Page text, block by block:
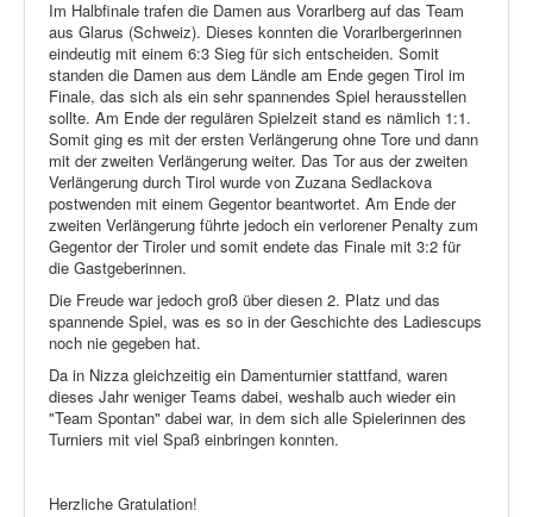
Im Halbfinale trafen die Damen aus Vorarlberg auf das Team
aus Glarus (Schweiz). Dieses konnten die Vorarlbergerinnen
eindeutig mit einem 6:3 Sieg für sich entscheiden. Somit
standen die Damen aus dem Ländle am Ende gegen Tirol im
Finale, das sich als ein sehr spannendes Spiel herausstellen
sollte. Am Ende der regulären Spielzeit stand es nämlich 1:1.
Somit ging es mit der ersten Verlängerung ohne Tore und dann
mit der zweiten Verlängerung weiter. Das Tor aus der zweiten
Verlängerung durch Tirol wurde von Zuzana Sedlackova
postwenden mit einem Gegentor beantwortet. Am Ende der
zweiten Verlängerung führte jedoch ein verlorener Penalty zum
Gegentor der Tiroler und somit endete das Finale mit 3:2 für
die Gastgeberinnen.
Die Freude war jedoch groß über diesen 2. Platz und das
spannende Spiel, was es so in der Geschichte des Ladiescups
noch nie gegeben hat.
Da in Nizza gleichzeitig ein Damenturnier stattfand, waren
dieses Jahr weniger Teams dabei, weshalb auch wieder ein
"Team Spontan" dabei war, in dem sich alle Spielerinnen des
Turniers mit viel Spaß einbringen konnten.
Herzliche Gratulation!